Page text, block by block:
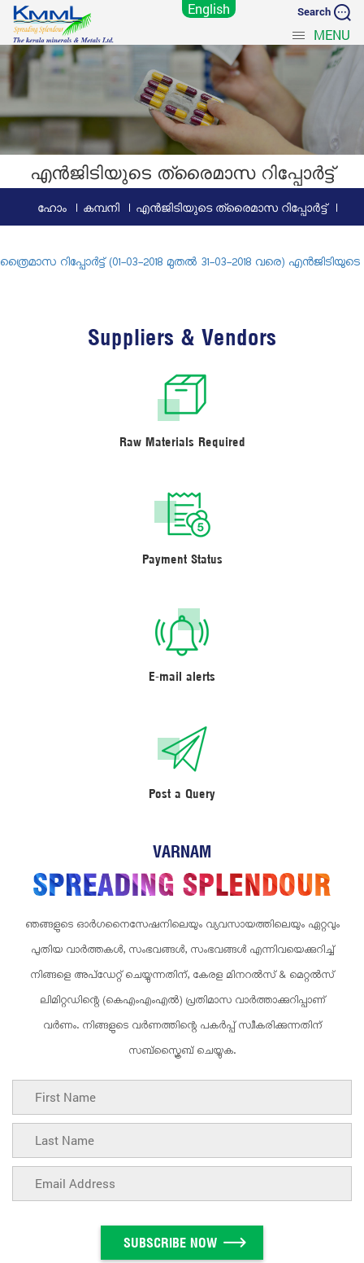
English Search
MENU
എൻ‌ജി‌ടിയുടെ ത്രൈമാസ റിപ്പോർട്ട്
ഹോം കമ്പനി എൻ‌ജി‌ടിയുടെ ത്രൈമാസ റിപ്പോർട്ട്
ത്രൈമാസ റിപ്പോർട്ട് (01-03-2018 മുതൽ 31-03-2018 വരെ) എൻ‌ജി‌ടിയുടെ
Suppliers & Vendors
Raw Materials Required
Payment Status
E-mail alerts
Post a Query
VARNAM
ഞങ്ങളുടെ ഓർഗനൈസേഷനിലെയും വ്യവസായത്തിലെയും ഏറ്റവും
പുതിയ വാർത്തകൾ, സംഭവങ്ങൾ, സംഭവങ്ങൾ എന്നിവയെക്കുറിച്ച്
നിങ്ങളെ അപ്ഡേറ്റ് ചെയ്യുന്നതിന്, കേരള മിനറൽസ് & മെറ്റൽസ്
ലിമിറ്റഡിന്റെ (കെ‌എം‌എം‌എൽ) പ്രതിമാസ വാർത്താക്കുറിപ്പാണ്
വർ‌ണം. നിങ്ങളുടെ വർണത്തിന്റെ പകർപ്പ് സ്വീകരിക്കുന്നതിന്
സബ്സ്ക്രൈബ് ചെയ്യുക.
SUBSCRIBE NOW